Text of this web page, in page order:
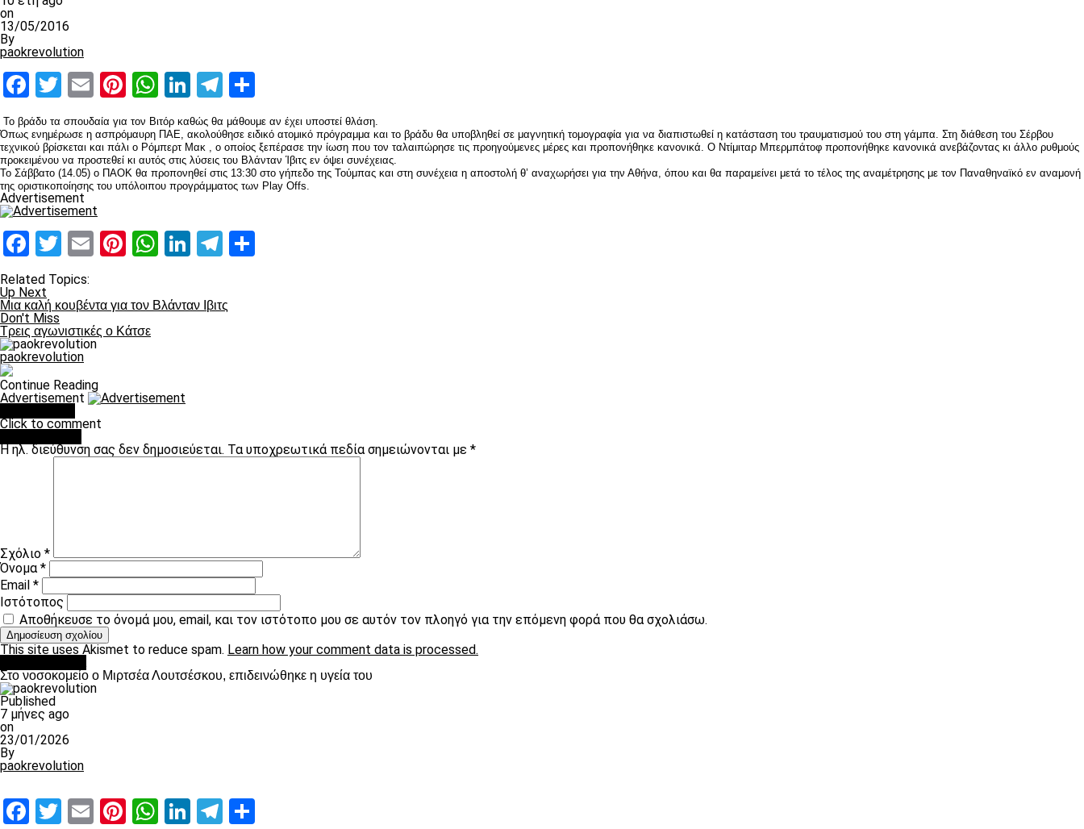
on
13/05/2016
By
paokrevolution
Facebook
Twitter
EmailPinterest
WhatsApp
LinkedIn
Telegram
Το βράδυ τα σπουδαία για τον Βιτόρ καθώς θα μάθουμε αν έχει υποστεί θλάση.
Όπως ενημέρωσε η ασπρόμαυρη ΠΑΕ, ακολούθησε ειδικό ατομικό πρόγραμμα και το βράδυ θα υποβληθεί σε μαγνητική τομογραφία για να διαπιστωθεί η κατάσταση του τραυματισμού του στη γάμπα. Στη διάθεση του Σέρβου
τεχνικού βρίσκεται και πάλι ο Ρόμπερτ Μακ , ο οποίος ξεπέρασε την ίωση που τον ταλαιπώρησε τις προηγούμενες μέρες και προπονήθηκε κανονικά. Ο Ντίμιταρ Μπερμπάτοφ προπονήθηκε κανονικά ανεβάζοντας κι άλλο ρυθμούς
προκειμένου να προστεθεί κι αυτός στις λύσεις του Βλάνταν Ίβιτς εν όψει συνέχειας.
Το Σάββατο (14.05) ο ΠΑΟΚ θα προπονηθεί στις 13:30 στο γήπεδο της Τούμπας και στη συνέχεια η αποστολή θ’ αναχωρήσει για την Αθήνα, όπου και θα παραμείνει μετά το τέλος της αναμέτρησης με τον Παναθηναϊκό εν αναμονή
της οριστικοποίησης του υπόλοιπου προγράμματος των Play Offs.
Advertisement
Facebook
Twitter
EmailPinterest
WhatsApp
LinkedIn
Telegram
Related Topics:
Up Next
Μια καλή κουβέντα για τον Βλάνταν Ιβιτς
Don't Miss
Τρεις αγωνιστικές ο Κάτσε
paokrevolution
Continue Reading
Advertisement
Click to comment
Η ηλ. διεύθυνση σας δεν δημοσιεύεται. Τα υποχρεωτικά πεδία σημειώνονται με *
Σχόλιο *
Όνομα*
Email *
Ιστότοπος
Αποθήκευσε το όνομά μου, email, και τον ιστότοπο μου σε αυτόν τον πλοηγό για την επόμενη φορά που θα σχολιάσω.
This site uses Akismet to reduce spam. Learn how your comment data is processed.
Στο νοσοκομείο ο Μιρτσέα Λουτσέσκου, επιδεινώθηκε η υγεία του
Published
7 μήνες ago
on
23/01/2026
By
paokrevolution
Facebook
Twitter
EmailPinterest
WhatsApp
LinkedIn
Telegram